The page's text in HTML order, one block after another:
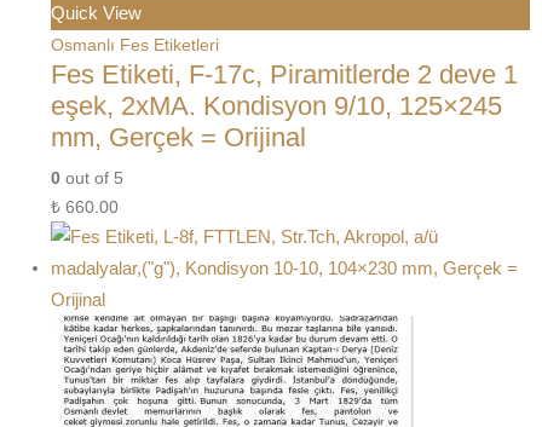
Quick View
Osmanlı Fes Etiketleri
Fes Etiketi, F-17c, Piramitlerde 2 deve 1
eşek, 2xMA. Kondisyon 9/10, 125×245
mm, Gerçek = Orijinal
0 out of 5
₺ 660.00